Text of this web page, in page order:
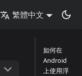
繁體中文
如何在
Android
上使用浮